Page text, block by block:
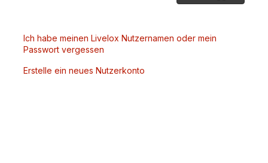
Ich habe meinen Livelox Nutzernamen oder mein
Passwort vergessen
Erstelle ein neues Nutzerkonto